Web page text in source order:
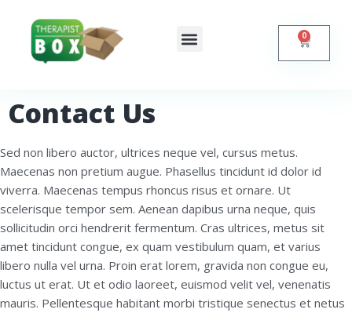
0
Contact Us
Sed non libero auctor, ultrices neque vel, cursus metus.
Maecenas non pretium augue. Phasellus tincidunt id dolor id
viverra. Maecenas tempus rhoncus risus et ornare. Ut
scelerisque tempor sem. Aenean dapibus urna neque, quis
sollicitudin orci hendrerit fermentum. Cras ultrices, metus sit
amet tincidunt congue, ex quam vestibulum quam, et varius
libero nulla vel urna. Proin erat lorem, gravida non congue eu,
luctus ut erat. Ut et odio laoreet, euismod velit vel, venenatis
mauris. Pellentesque habitant morbi tristique senectus et netus